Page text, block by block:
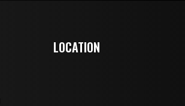
LOCATION